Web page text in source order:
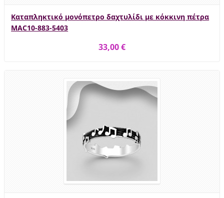
Καταπληκτικό μονόπετρο δαχτυλίδι με κόκκινη πέτρα
MAC10-883-5403
33,00 €